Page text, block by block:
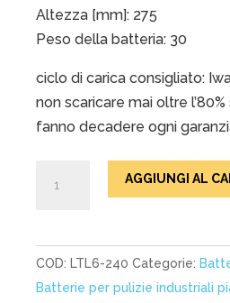
Altezza [mm]: 275
Peso della batteria: 30
ciclo di carica consigliato:
non scaricare mai oltre
fanno decadere ogni
acido
Revolead
LTL6-
AGGIUNGI AL
COD: LTL6-240 Categorie:
Batterie per pulizie industriali